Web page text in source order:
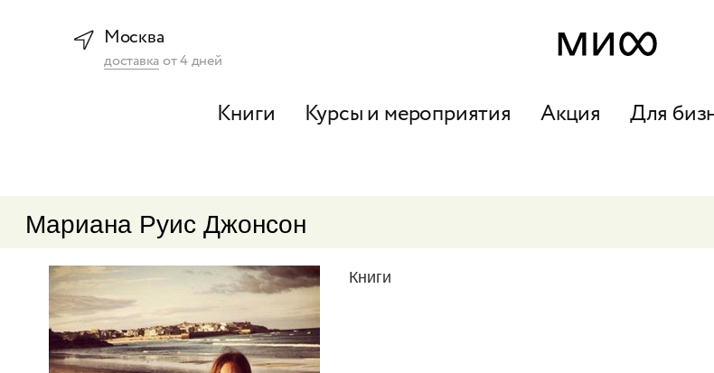
Москва
доставкаот4дней
Книги Курсы и мероприятия Акция Для
Мариана Руис Джонсон
Книги